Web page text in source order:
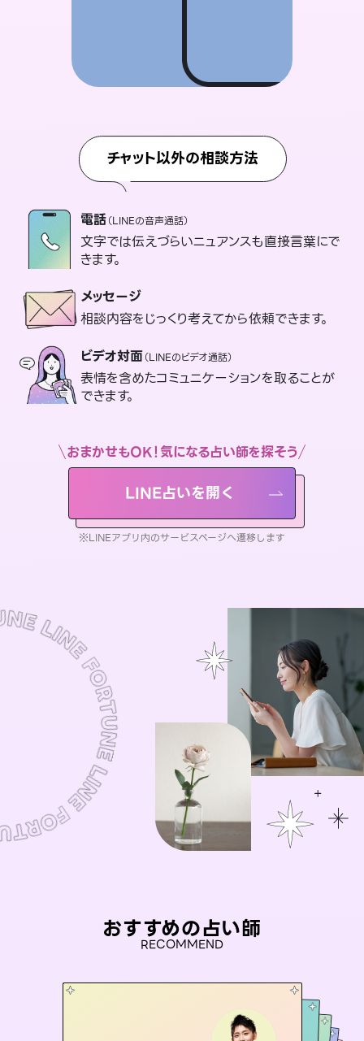
チャット以外の相談方法
電話（LINEの音声通話）
文字では伝えづらいニュアンスも直接言葉にで
きます。
メッセージ
相談内容をじっくり考えてから依頼できます。
ビデオ対面（LINEのビデオ通話）
表情を含めたコミュニケーションを取ることが
できます。
おまかせもOK！気になる占い師を探そう
LINE占いを開く
※LINEアプリ内のサービスページへ遷移します
おすすめの占い師
RECOMMEND